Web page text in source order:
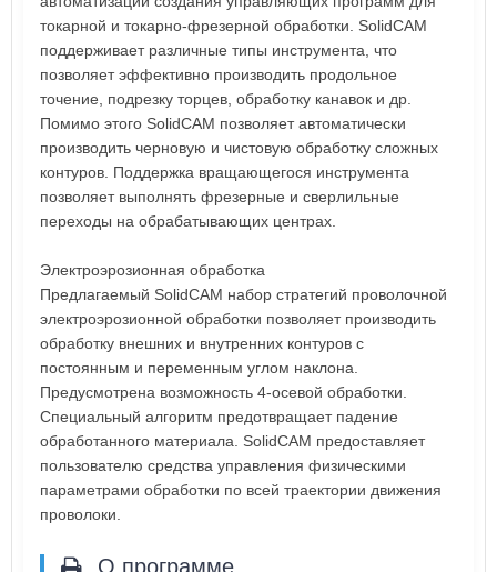
токарной и токарно-фрезерной обработки. SolidCAM
поддерживает различные типы инструмента, что
позволяет эффективно производить продольное
точение, подрезку торцев, обработку канавок и др.
Помимо этого SolidCAM позволяет автоматически
производить черновую и чистовую обработку сложных
контуров. Поддержка вращающегося инструмента
позволяет выполнять фрезерные и сверлильные
переходы на обрабатывающих центрах.
Электроэрозионная обработка
Предлагаемый SolidCAM набор стратегий проволочной
электроэрозионной обработки позволяет производить
обработку внешних и внутренних контуров с
постоянным и переменным углом наклона.
Предусмотрена возможность 4-осевой обработки.
Специальный алгоритм предотвращает падение
обработанного материала. SolidCAM предоставляет
пользователю средства управления физическими
параметрами обработки по всей траектории движения
проволоки.
О программе